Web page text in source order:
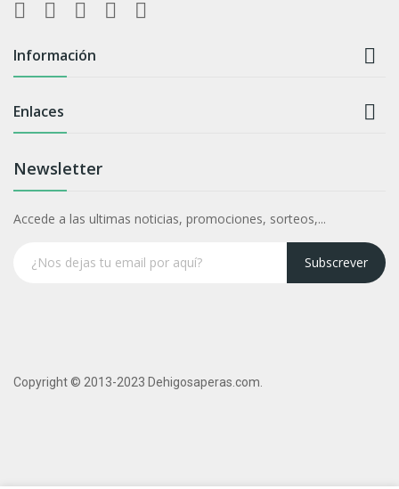
Información 
Enlaces 
Newsletter
Accede a las ultimas noticias, promociones, sorteos,...
Subscrever
Copyright © 2013-2023 Dehigosaperas.com.